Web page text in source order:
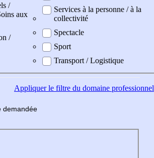
/
aux
/
Services à la personne / à la
collectivité
Spectacle
Sport
Transport / Logistique
Appliquerle filtre du domaine professionnel
demandée